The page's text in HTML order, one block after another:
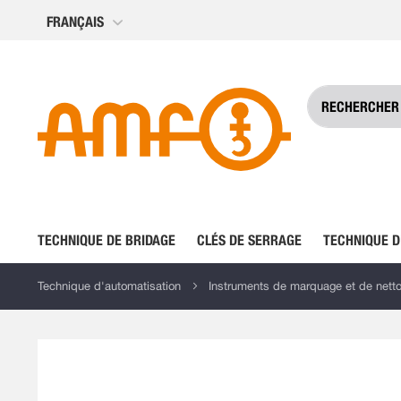
Allez
FRANÇAIS
TECHNIQUE DE BRIDAGE CLÉS DE SERRAGE TECHNIQUE
Technique d'automatisation Instruments de marquage et de